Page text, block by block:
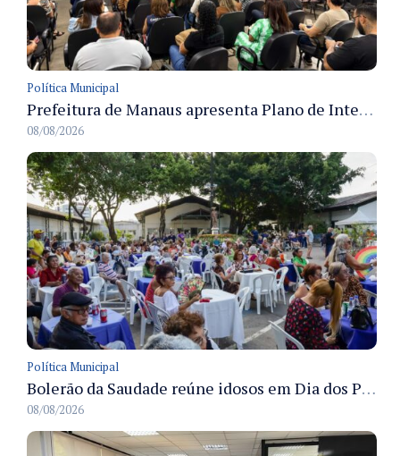
Política Municipal
Prefeitura de Manaus apresenta Plano de Integridade da CGM e qualifica servidores para governança e conformidade no biênio 2027-2028
08/08/2026
Política Municipal
Bolerão da Saudade reúne idosos em Dia dos Pais promovido pela Fundação Dr. Thomas em Manaus
08/08/2026